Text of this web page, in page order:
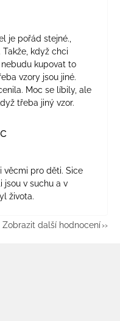
4 z 5 hvězdiček.
je pořád stejné.,
Takže, když chci
kupovat to
vzory jsou jiné.
Moc se líbily, ale
třeba jiný vzor.
5 z 5 hvězdiček.
věcmi pro děti. Sice
jsou v suchu a v
života.
Zobrazit další hodnocení